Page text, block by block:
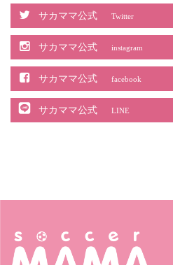
サカママ公式 Twitter
サカママ公式 instagram
サカママ公式 facebook
サカママ公式 LINE